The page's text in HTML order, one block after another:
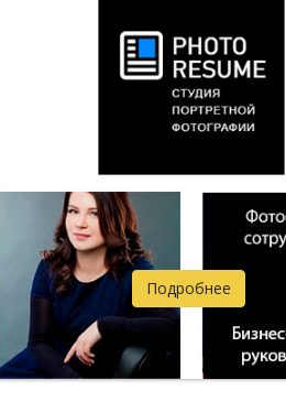
Подробнее